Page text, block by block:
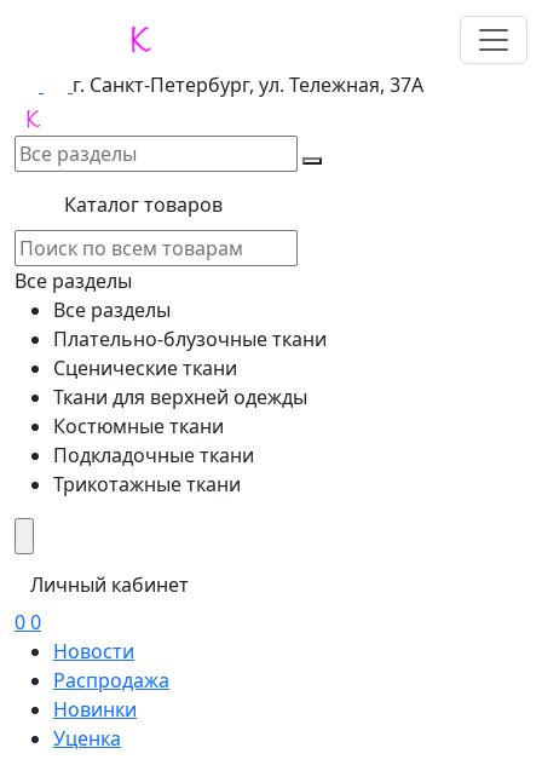
г. Санкт-Петербург, ул. Тележная, 37А
Каталог товаров
Все разделы
Все разделы
Плательно-блузочные ткани
Сценические ткани
Ткани для верхней одежды
Костюмные ткани
Подкладочные ткани
Трикотажные ткани
Личный кабинет
00
Новости
Распродажа
Новинки
Уценка